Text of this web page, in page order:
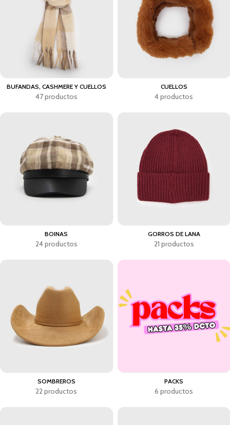
BUFANDAS, CASHMERE Y CUELLOS
47 productos
CUELLOS
4 productos
BOINAS
24 productos
GORROS DE LANA
21 productos
SOMBREROS
22 productos
PACKS
6 productos